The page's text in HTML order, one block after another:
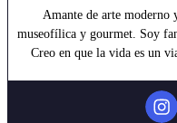
Amante de arte moderno
museofílica y gourmet. Soy
Creo en que la vida es un